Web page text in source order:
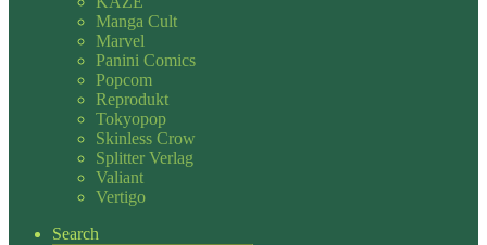
Manga Cult
Marvel
Panini Comics
Popcom
Reprodukt
Tokyopop
Skinless Crow
Splitter Verlag
Valiant
Vertigo
Search